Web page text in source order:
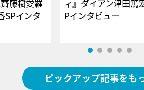
藤樹愛羅
SPインタ
ィ』ダイアン津田篤
Pインタビュ
ピックアップ記事をも